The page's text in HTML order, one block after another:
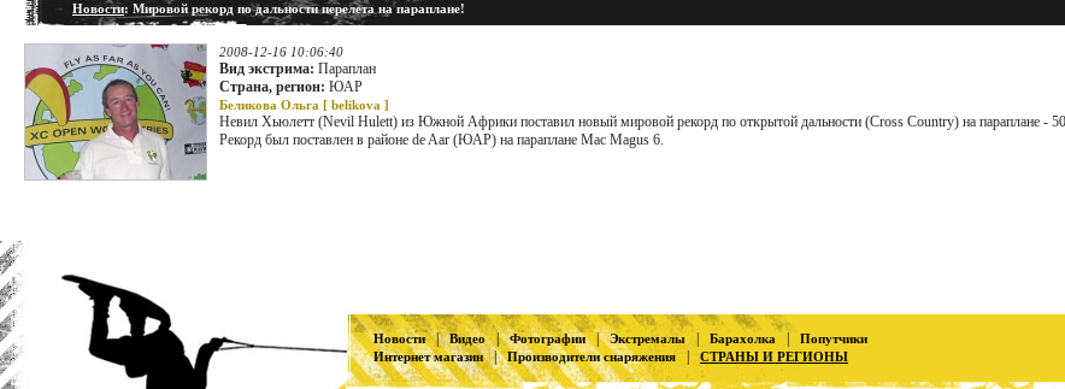
Новости: Мировой рекорд по дальности перелета на параплане!
2008-12-16 10:06:40
Вид экстрима: Параплан
Страна, регион: ЮАР
Беликова Ольга [ belikova ]
Невил Хьюлетт (Nevil Hulett) из Южной Африки поставил новый мировой рекорд по открытой дальности (Cross Country) на параплане -
Рекорд был поставлен в районе de Aar (ЮАР) на параплане Mac Magus 6.
Новости|Видео|Фотографии|Экстремалы Барахолка
Попутчики
Интернет магазин|Производители снаряжения СТРАНЫ И РЕГИОНЫ